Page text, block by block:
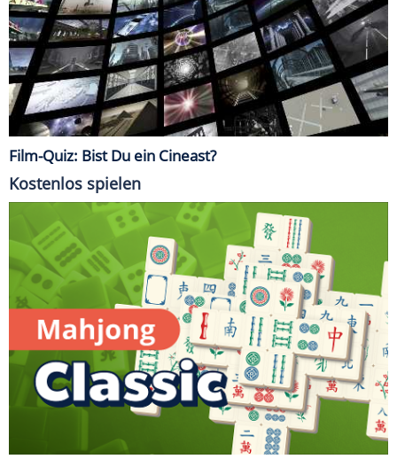
Film-Quiz: Bist Du ein Cineast?
Kostenlos spielen